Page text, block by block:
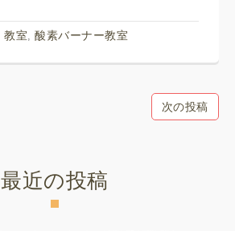
教室, 酸素バーナー教室
次の投稿
最近の投稿